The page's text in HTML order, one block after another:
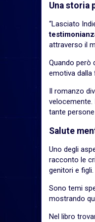
Una storia
“Lasciato
attraverso il
Quando però
emotiva dalla
Il romanzo
velocemente.
tante
Salute
Uno degli
racconto le
genitori e figli.
Sono temi
mostrando
Nel libro